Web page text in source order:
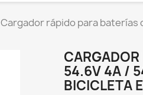
Cargador rápido para baterías
54.6V 4A /
BICICLETA